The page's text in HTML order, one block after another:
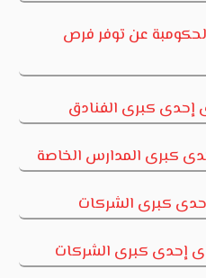
عن توفر فرص
كبرى الفنادق
كبرى المدارس الخاصة
كبرى الشركات
إحدى كبرى الشركات